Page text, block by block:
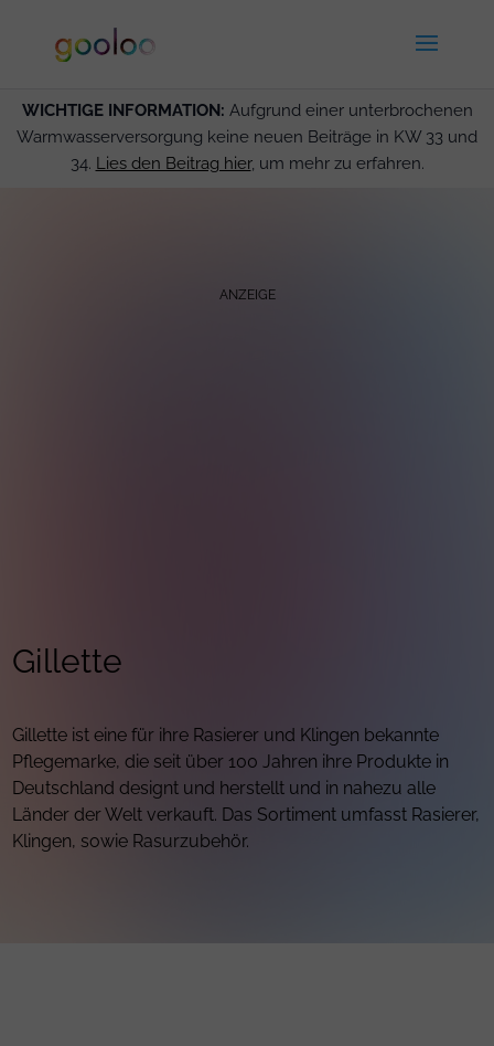
WICHTIGE INFORMATION: Aufgrund einer unterbrochenen
Warmwasserversorgung keine neuen Beiträge in KW 33 und
34. Lies den Beitrag hier, um mehr zu erfahren.
Gillette
Gillette ist eine für ihre Rasierer und Klingen bekannte
Pflegemarke, die seit über 100 Jahren ihre Produkte in
Deutschland designt und herstellt und in nahezu alle
Länder der Welt verkauft. Das Sortiment umfasst Rasierer,
Klingen, sowie Rasurzubehör.